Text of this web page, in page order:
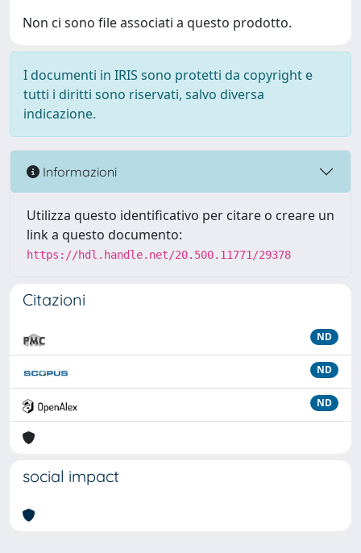
Non ci sono file associati a questo prodotto.
I documenti in IRIS sono protetti da copyright e
tutti i diritti sono riservati, salvo diversa
indicazione.
Informazioni
Utilizza questo identificativo per citare o creare un
link a questo documento:
https://hdl.handle.net/20.500.11771/29378
Citazioni
ND
ND
ND
social impact